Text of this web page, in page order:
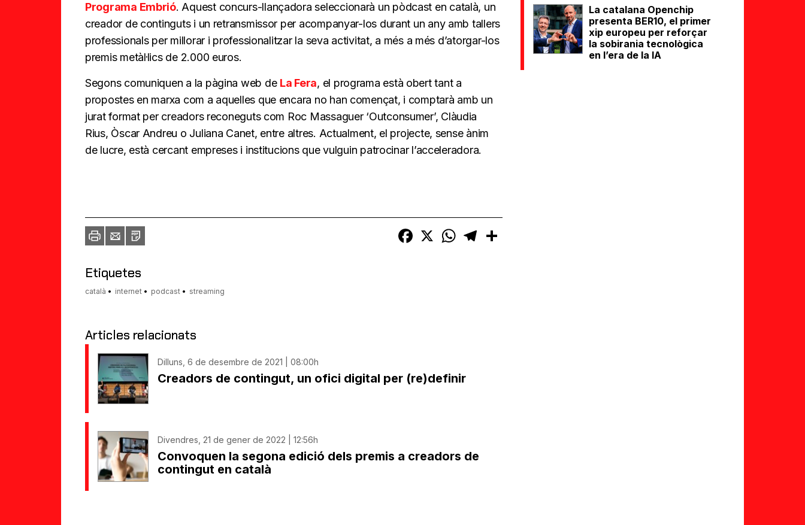
Programa Embrió. Aquest concurs-llançadora seleccionarà un pòdcast en català, un
creador de continguts i un retransmissor per acompanyar-los durant un any amb tallers
professionals per millorar i professionalitzar la seva activitat, a més a més d’atorgar-los
premis metàl·lics de 2.000 euros.
Segons comuniquen a la pàgina web de La Fera, el programa està obert tant a
propostes en marxa com a aquelles que encara no han començat, i comptarà amb un
jurat format per creadors reconeguts com Roc Massaguer ‘Outconsumer’, Clàudia
Rius, Òscar Andreu o Juliana Canet, entre altres. Actualment, el projecte, sense ànim
de lucre, està cercant empreses i institucions que vulguin patrocinar l’acceleradora.
ImprimirEnvia
un
PDF Facebook
X WhatsAppTelegram
Etiquetes
català internet podcast streaming
Articles relacionats
Dilluns, 6 de desembre de 2021 | 08:00h
Creadors de contingut, un ofici digital per (re)definir
Divendres, 21 de gener de 2022 | 12:56h
Convoquen la segona edició dels premis a creadors de
contingut en català
La catalana Openchip
presenta BER10, el primer
xip europeu per reforçar
la sobirania tecnològica
en l’era de la IA